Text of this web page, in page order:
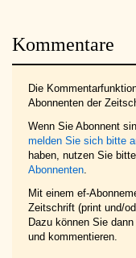
Kommentare
Die
Abonnenten der
Wenn Sie Abonnent
melden Sie sich bitte
haben, nutzen Sie
Abonnenten.
Mit einem ef-
Zeitschrift (print und/
Dazu können Sie
und kommentieren.